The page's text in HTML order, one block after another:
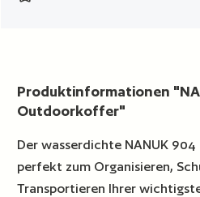
Produktinformationen
Outdoorkoffer"
Der wasserdichte NANUK
perfekt zum Organisieren,
Transportieren Ihrer